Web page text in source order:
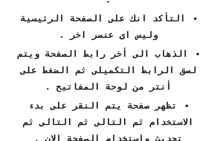
التأكد انك على الصفحة الرئيسية
وليس اى عنصر اخر .
الذهاب الى أخر رابط الصفحة ويتم
لصق الرابط التكميلى ثم الضغط على
أنتر من لوحة المفاتيح .
تظهر صفحة يتم النقر على بدء
الاستخدام ثم التالى ثم التالى ثم
تحديث واستخدام الصفحة الان .